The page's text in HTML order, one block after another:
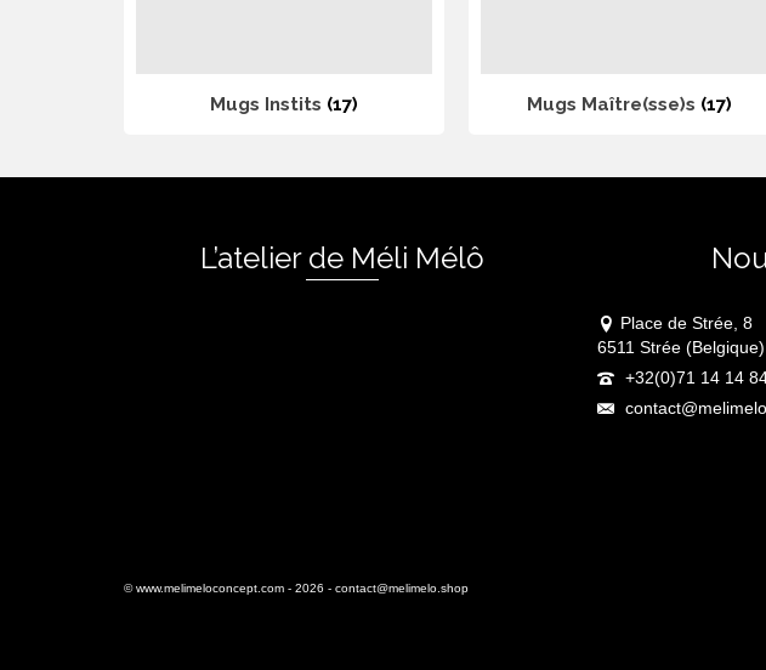
Mugs Instits (17) Mugs Maître(sse)s (17)
L’atelier de Méli Mélô
Place de Strée, 8
6511 Strée (Belgique)
+32(0)71 14 14
©www.melimeloconcept.com - 2026 - contact@melimelo.shop